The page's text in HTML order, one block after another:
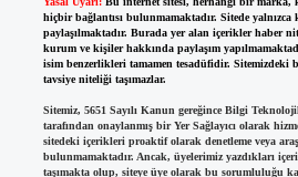
hiçbir bağlantısı bulunmamaktadır. Sitede yalnızca
paylaşılmaktadır. Burada yer alan içerikler haber
kurum ve kişiler hakkında paylaşım
isim benzerlikleri tamamen tesadüfidir. Sitemizdeki
tavsiye niteliği taşımazlar.
Sitemiz, 5651 Sayılı Kanun gereğince Bilgi
tarafından onaylanmış bir Yer Sağlayıcı olarak
sitedeki içerikleri proaktif olarak denetleme veya
bulunmamaktadır. Ancak, üyelerimiz yazdıkları
taşımakta olup, siteye üye olarak bu sorumluluğu